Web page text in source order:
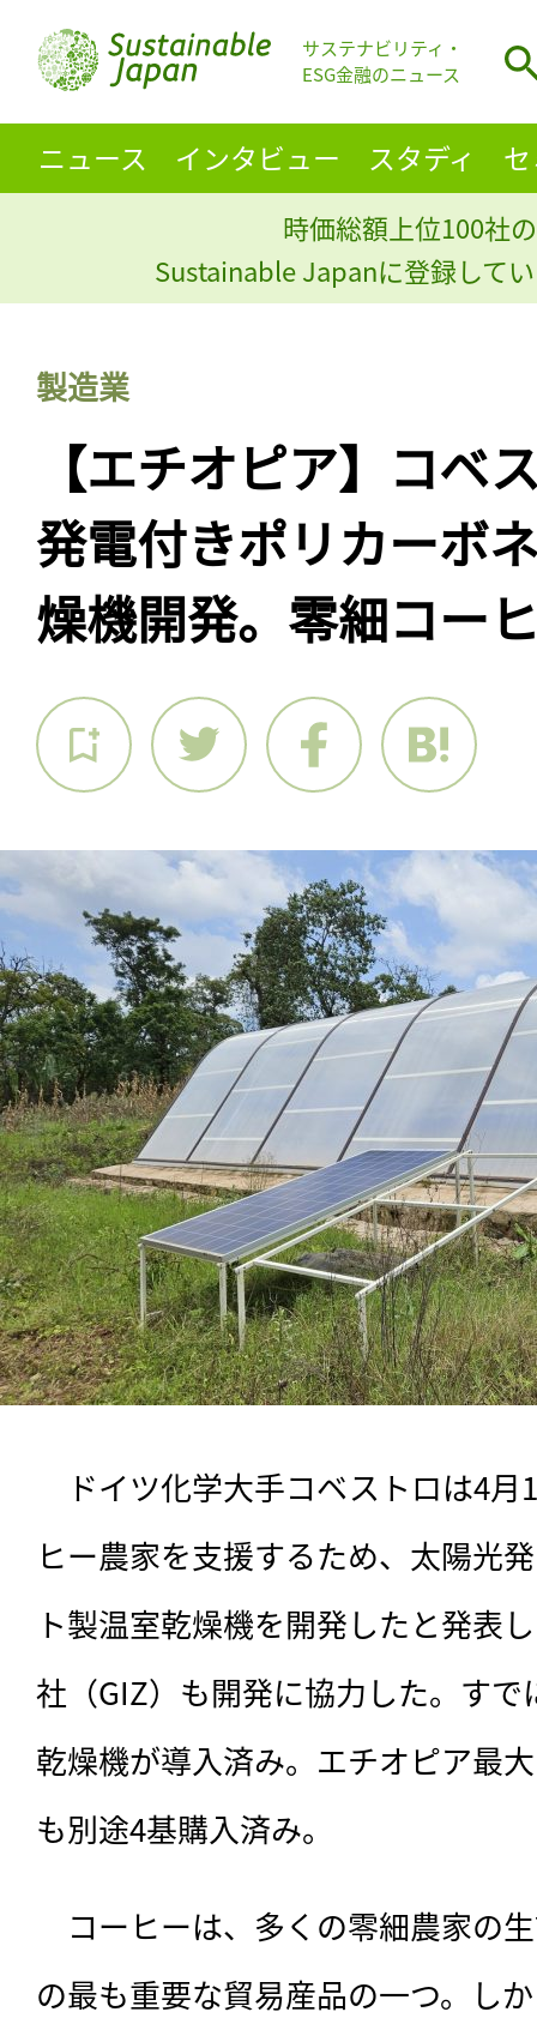
サステナビリティ・
ESG金融のニュース
ニュース インタビュー スタディ
時価総額上位100社
Sustainable Japanに登録して
製造業
【エチオピア】コベ
発電付きポリカーボ
燥機開発。零細コー
ドイツ化学大手コベストロは4月
ヒー農家を支援するため、太陽光
ト製温室乾燥機を開発したと発表
社（GIZ）も開発に協力した。す
乾燥機が導入済み。エチオピア最
も別途4基購入済み。
コーヒーは、 多くの零細農家の
の最も重要な貿易産品の一つ。し